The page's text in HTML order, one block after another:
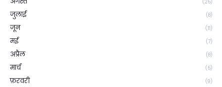
(25)
जुलाई (8)
जून (11)
मई (7)
अप्रैल (8)
मार्च (5)
फ़रवरी (9)